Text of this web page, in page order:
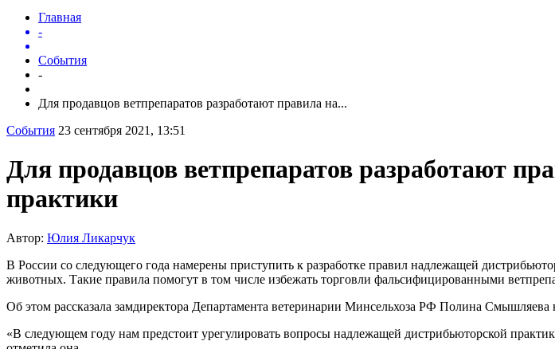
Главная
-
События
-
Для продавцов ветпрепаратов разработают правила на...
События 23 сентября 2021, 13:51
Для продавцов ветпрепаратов разработают
практики
Автор: Юлия Ликарчук
В России со следующего года намерены приступить к разработке правил надлежащей
животных. Такие правила помогут в том числе избежать торговли фальсифицированными
Об этом рассказала замдиректора Департамента ветеринарии Минсельхоза РФ Полина
«В следующем году нам предстоит урегулировать вопросы надлежащей дистрибьюторской